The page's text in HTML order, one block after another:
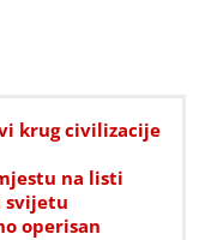
krug civilizacije
na listi
svijetu
operisan